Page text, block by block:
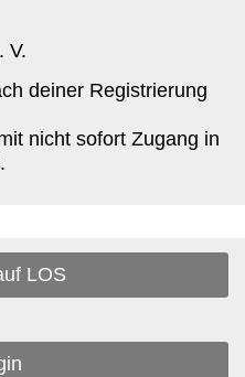
V.
deiner Registrierung
nicht sofort Zugang in
LOS